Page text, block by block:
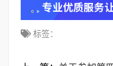
标签：